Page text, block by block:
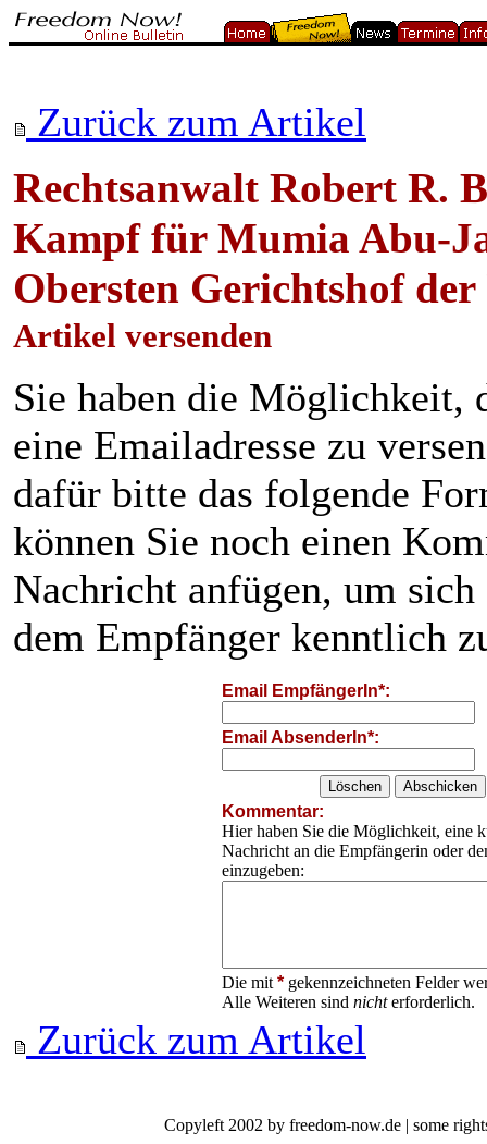
Zurück zum Artikel
Rechtsanwalt Robert R.
Kampf für Mumia Abu-
Obersten Gerichtshof der
Artikel versenden
Sie haben die Möglichkeit,
eine Emailadresse zu
dafür bitte das folgende
können Sie noch einen
Nachricht anfügen, um
dem Empfänger kenntlich
Email EmpfängerIn*:
Email AbsenderIn*:
Kommentar:
Hier haben Sie die Möglichkeit, eine
Nachricht an die Empfängerin oder
einzugeben:
Die mit *gekennzeichneten Felder
Alle Weiteren sind nichterforderlich.
Zurück zum Artikel
Copyleft 2002 by freedom-now.de | some